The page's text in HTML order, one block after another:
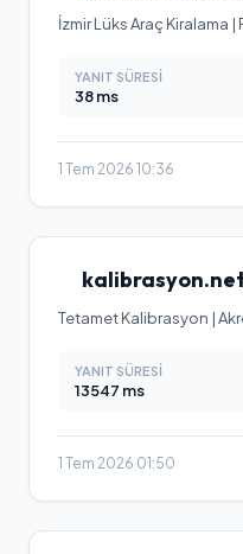
İzmir Lüks Araç Kiralama
YANIT SÜRESI
38ms
1 Tem 2026 10:36
Tetamet Kalibrasyon |
YANIT SÜRESI
13547 ms
1 Tem 2026 01:50